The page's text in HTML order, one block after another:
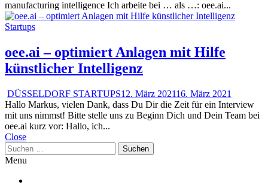
manufacturing intelligence Ich arbeite bei … als …: oee.ai...
Startups
oee.ai – optimiert Anlagen mit Hilfe
künstlicher Intelligenz
DÜSSELDORF STARTUPS12. März 202116. März 2021
Hallo Markus, vielen Dank, dass Du Dir die Zeit für ein Interview
mit uns nimmst! Bitte stelle uns zu Beginn Dich und Dein Team bei
oee.ai kurz vor: Hallo, ich...
Close
Suchen
nach:
Menu